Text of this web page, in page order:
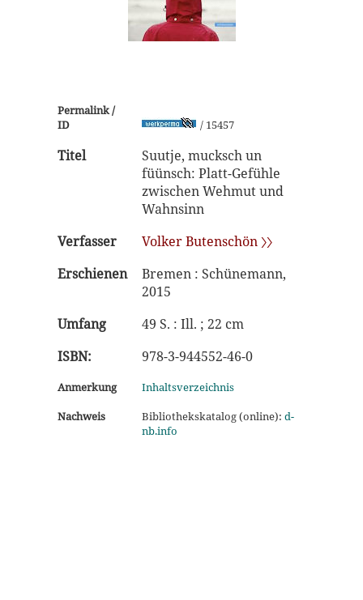
Permalink /
ID
/ 15457
Titel
Suutje, mucksch un
füünsch: Platt-Gefühle
zwischen Wehmut und
Wahnsinn
Verfasser
Volker Butenschön 〉〉
Erschienen
Bremen : Schünemann,
2015
Umfang
49 S. : Ill. ; 22 cm
ISBN:
978-3-944552-46-0
Anmerkung
Inhaltsverzeichnis
Nachweis
Bibliothekskatalog (online): d-
nb.info